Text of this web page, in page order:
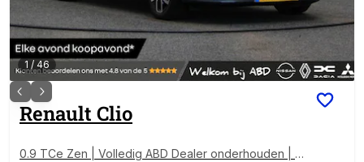
1 / 46
Renault Clio
0.9 TCe Zen | Volledig ABD Dealer onderhouden | C